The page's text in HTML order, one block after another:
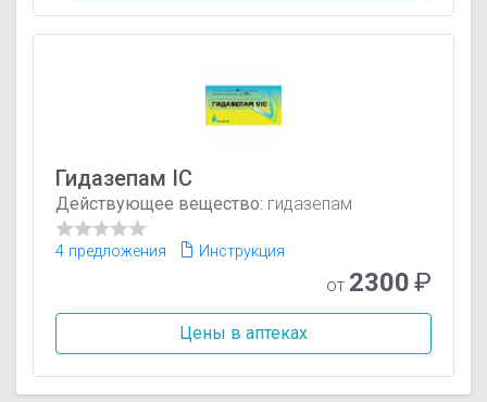
Гидазепам IC
Действующее вещество: гидазепам
4 предложения Инструкция
от 2300₽
Цены в аптеках